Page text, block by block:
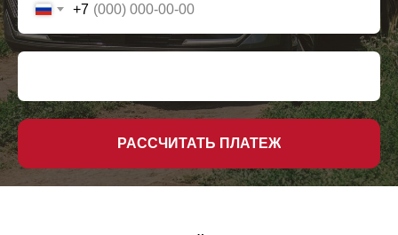
+7
РАССЧИТАТЬ ПЛАТЕЖ